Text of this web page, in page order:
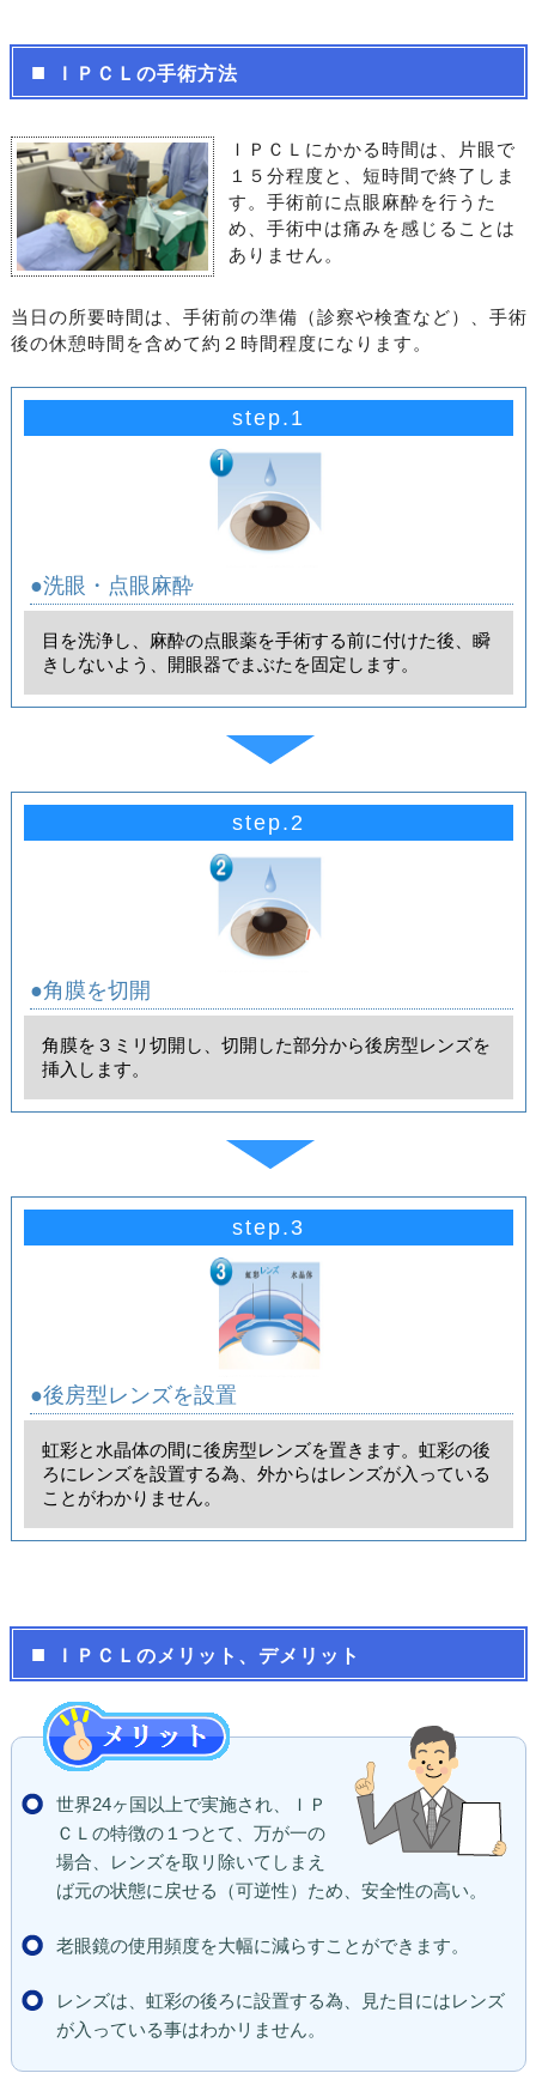
ＩＰＣＬの手術方法
ＩＰＣＬにかかる時間は、片眼で
１５分程度と、短時間で終了しま
す。手術前に点眼麻酔を行うた
め、手術中は痛みを感じることは
ありません。
当日の所要時間は、手術前の準備（診察や検査など）、手術
後の休憩時間を含めて約２時間程度になります。
step.1
●洗眼・点眼麻酔
目を洗浄し、麻酔の点眼薬を手術する前に付けた後、瞬
きしないよう、開眼器でまぶたを固定します。
step.2
●角膜を切開
角膜を３ミリ切開し、切開した部分から後房型レンズを
挿入します。
step.3
●後房型レンズを設置
虹彩と水晶体の間に後房型レンズを置きます。虹彩の後
ろにレンズを設置する為、外からはレンズが入っている
ことがわかりません。
ＩＰＣＬのメリット、デメリット
世界24ヶ国以上で実施され、ＩＰ
ＣＬの特徴の１つとて、万が一の
場合、レンズを取リ除いてしまえ
ば元の状態に戻せる（可逆性）ため、安全性の高い。
老眼鏡の使用頻度を大幅に減らすことができます。
レンズは、虹彩の後ろに設置する為、見た目にはレンズ
が入っている事はわかリません。